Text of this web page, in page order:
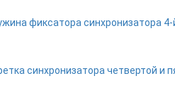
фиксатора синхронизатора
синхронизатора четвертой и